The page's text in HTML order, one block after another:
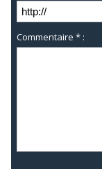
Commentaire * :